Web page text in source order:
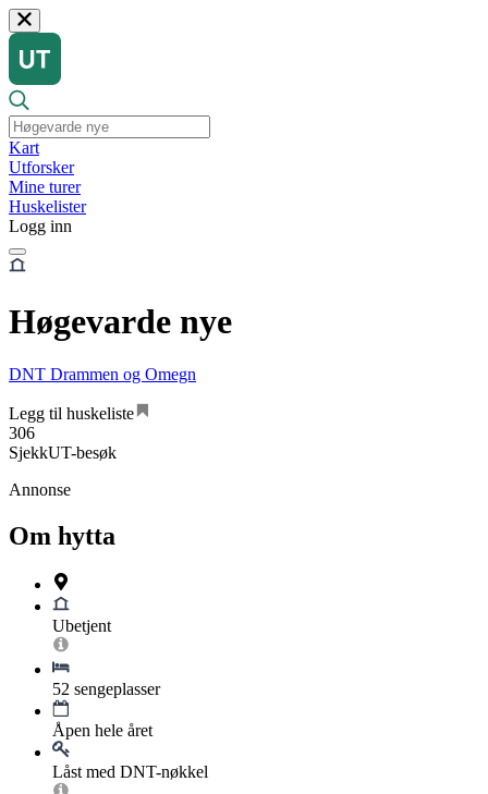
Kart
Utforsker
Mine turer
Huskelister
Logg inn
Høgevarde nye
DNT Drammen og Omegn
Legg til huskeliste
306
SjekkUT-besøk
Annonse
Om hytta
Ubetjent
52 sengeplasser
Åpen hele året
Låst med DNT-nøkkel